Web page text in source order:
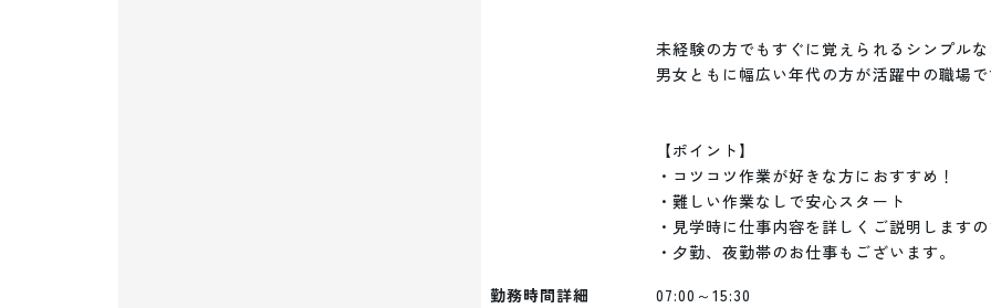
未経験の方でもすぐに覚えられるシンプル
男女ともに幅広い年代の方が活躍中の職場
【ポイント】
・コツコツ作業が好きな方におすすめ！
・難しい作業なしで安心スタート
・見学時に仕事内容を詳しくご説明します
勤務時間詳細
07:00～15:30